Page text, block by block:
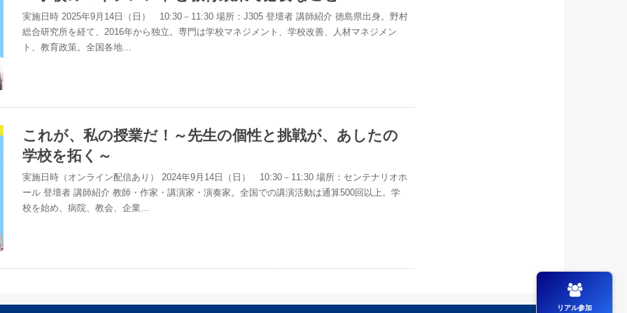
実施日時 2025年9月14日（日） 10:30－11:30 場所：J305 登壇者 講師紹介 徳島県出身。野村
総合研究所を経て、2016年から独立。専門は学校マネジメント、学校改善、人材マネジメン
ト、教育政策。全国各地…
これが、私の授業だ！～先生の個性と挑戦が、あしたの
学校を拓く～
実施日時（オンライン配信あり） 2024年9月14日（日） 10:30－11:30 場所：センテナリオホ
ール 登壇者 講師紹介 教師・作家・講演家・演奏家。全国での講演活動は通算500回以上。学
校を始め、病院、教会、企業…
リアル参加